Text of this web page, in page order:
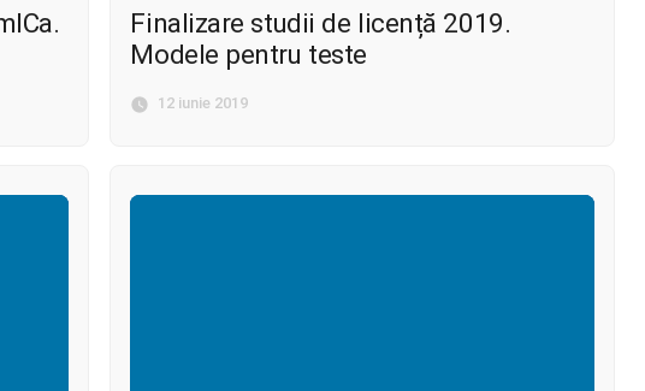
Finalizare studii de licență 2019.
Modele pentru teste
12 iunie 2019